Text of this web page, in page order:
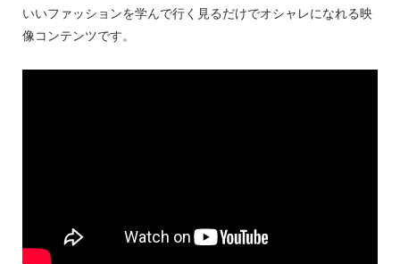
いいファッションを学んで行く見るだけでオシャレになれる映
像コンテンツです。